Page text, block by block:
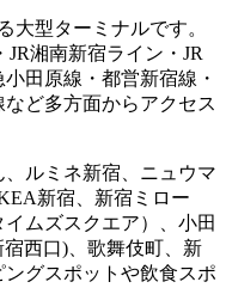
大型ターミナルです。
JR湘南新宿ライン・JR
田原線・都営新宿線・
ど多方面からアクセス
ルミネ新宿、ニュウマ
新宿、新宿ミロー
ムズスクエア）、小田
西口)、歌舞伎町、新
グスポットや飲食スポ